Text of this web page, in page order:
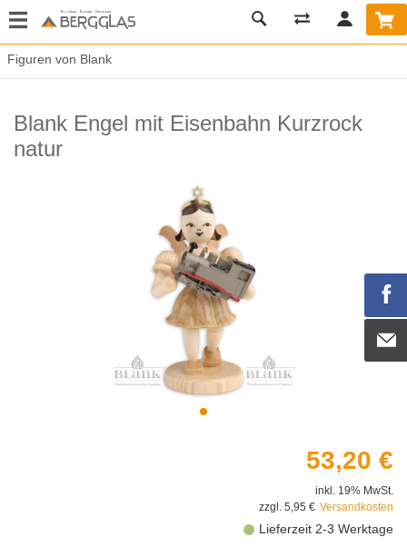
Figuren von Blank
Blank Engel mit Eisenbahn Kurzrock
natur
53,20 €
inkl. 19% MwSt.
zzgl. 5,95 € Versandkosten
Lieferzeit 2-3 Werktage